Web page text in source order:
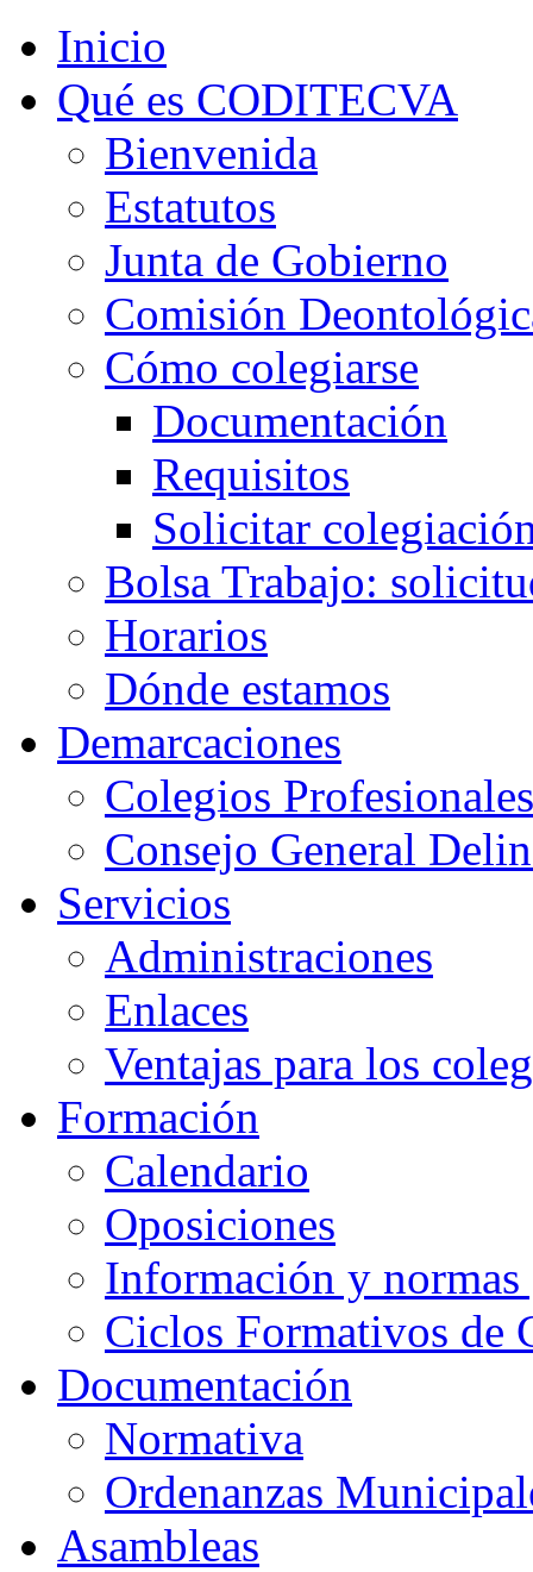
Inicio
Qué es CODITECVA
Bienvenida
Estatutos
Junta de Gobierno
Comisión
Cómo colegiarse
Documentación
Requisitos
Solicitar
Bolsa Trabajo:
Horarios
Dónde estamos
Demarcaciones
Colegios Profesionales
Consejo General
Servicios
Administraciones
Enlaces
Ventajas para los
Formación
Calendario
Oposiciones
Información y normas
Ciclos Formativos de
Documentación
Normativa
Ordenanzas
Asambleas